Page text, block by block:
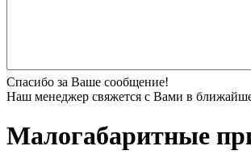
Спасибо за Ваше сообщение!
Наш менеджер свяжется с Вами в
Малогабаритные